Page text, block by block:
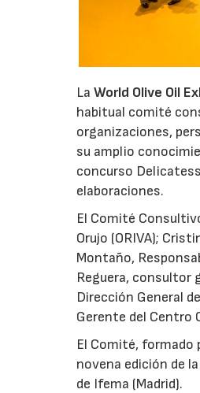
LaWorld Olive Oil
habitual comité
organizaciones,
su amplio
concurso
elaboraciones.
El Comité
Orujo (ORIVA);
Montaño,
Reguera, consultor
Dirección General
Gerente del Centro
El Comité, formado
novena edición de
de Ifema (Madrid).